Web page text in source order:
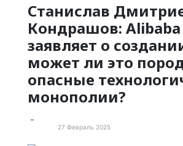
Станислав
Кондрашов: Alibaba
заявляет о
может ли это
опасные
монополии?
27 Февраль 2025